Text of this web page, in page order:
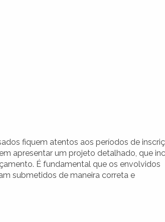
fiquem atentos aos períodos de
apresentar um projeto detalhado, que
É fundamental que os envolvidos
submetidos de maneira correta e